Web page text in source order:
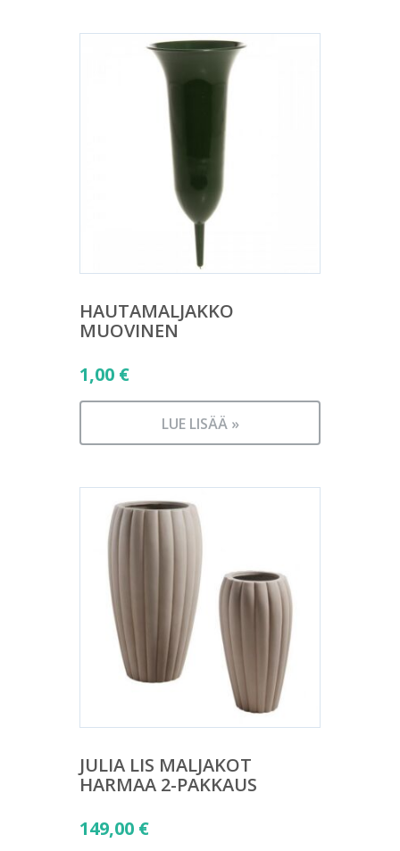
HAUTAMALJAKKO
MUOVINEN
1,00 €
LUE LISÄÄ »
JULIA LIS MALJAKOT
HARMAA 2-PAKKAUS
149,00 €